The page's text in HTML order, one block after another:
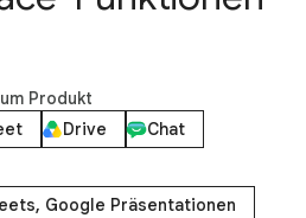
Produkt
Drive
Chat
Google Präsentationen